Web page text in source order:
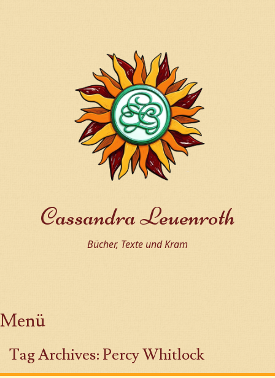
Cassandra Leuenroth
Bücher, Texte und Kram
Menü
Zum Inhalt springen
Tag Archives: Percy Whitlock